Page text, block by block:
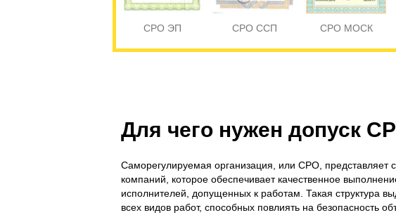
СРО ЭП СРО ССП СРО МОСК
Для чего нужен допуск
Саморегулируемая организация, или СРО, представляет
компаний, которое обеспечивает качественное
исполнителей, допущенных к работам. Такая структура
всех видов работ, способных повлиять на безопасность